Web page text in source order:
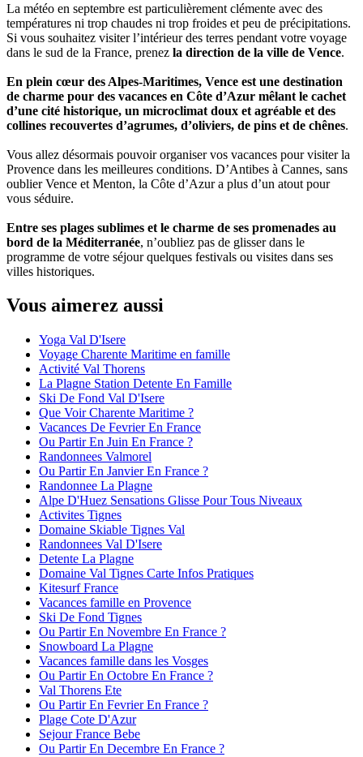
La météo en septembre est particulièrement clémente avec des
températures ni trop chaudes ni trop froides et peu de précipitations.
Si vous souhaitez visiter l’intérieur des terres pendant votre voyage
dans le sud de la France, prenez la direction de la ville de Vence.
En plein cœur des Alpes-Maritimes, Vence est une destination
de charme pour des vacances en Côte d’Azur mêlant le cachet
d’une cité historique, un microclimat doux et agréable et des
collines recouvertes d’agrumes, d’oliviers, de pins et de chênes.
Vous allez désormais pouvoir organiser vos vacances pour visiter la
Provence dans les meilleures conditions. D’Antibes à Cannes, sans
oublier Vence et Menton, la Côte d’Azur a plus d’un atout pour
vous séduire.
Entre ses plages sublimes et le charme de ses promenades au
bord de la Méditerranée, n’oubliez pas de glisser dans le
programme de votre séjour quelques festivals ou visites dans ses
villes historiques.
Vous aimerez aussi
Yoga Val D'Isere
Voyage Charente Maritime en famille
Activité Val Thorens
La Plagne Station Detente En Famille
Ski De Fond Val D'Isere
Que Voir Charente Maritime ?
Vacances De Fevrier En France
Ou Partir En Juin En France ?
Randonnees Valmorel
Ou Partir En Janvier En France ?
Randonnee La Plagne
Alpe D'Huez Sensations Glisse Pour Tous Niveaux
Activites Tignes
Domaine Skiable Tignes Val
Randonnees Val D'Isere
Detente La Plagne
Domaine Val Tignes Carte Infos Pratiques
Kitesurf France
Vacances famille en Provence
Ski De Fond Tignes
Ou Partir En Novembre En France ?
Snowboard La Plagne
Vacances famille dans les Vosges
Ou Partir En Octobre En France ?
Val Thorens Ete
Ou Partir En Fevrier En France ?
Plage Cote D'Azur
Sejour France Bebe
Ou Partir En Decembre En France ?